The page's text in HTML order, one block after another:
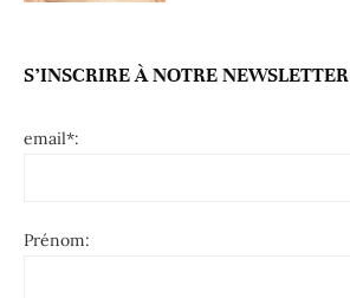
S’INSCRIRE À NOTRE NEWSLETTER
email*:
Prénom: